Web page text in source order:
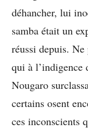
déhancher, lui
samba était un
réussi depuis.
qui à l’indigence
Nougaro
certains osent
ces inconscients